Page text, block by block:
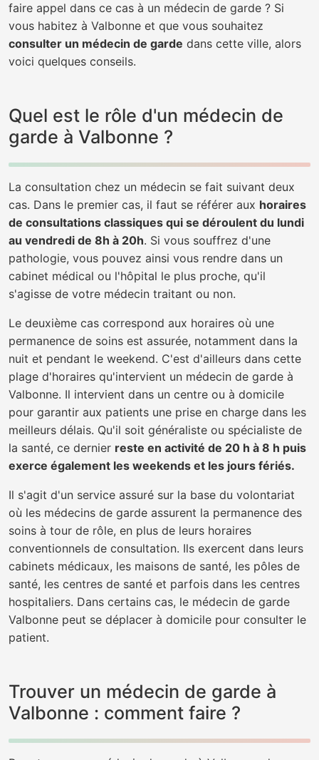
faire appel dans ce cas à un médecin de garde ? Si
vous habitez à Valbonne et que vous souhaitez
consulter un médecin de garde dans cette ville, alors
voici quelques conseils.
Quel est le rôle d'un médecin de
garde à Valbonne ?
La consultation chez un médecin se fait suivant deux
cas. Dans le premier cas, il faut se référer aux horaires
de consultations classiques qui se déroulent du lundi
au vendredi de 8h à 20h. Si vous souffrez d'une
pathologie, vous pouvez ainsi vous rendre dans un
cabinet médical ou l'hôpital le plus proche, qu'il
s'agisse de votre médecin traitant ou non.
Le deuxième cas correspond aux horaires où une
permanence de soins est assurée, notamment dans la
nuit et pendant le weekend. C'est d'ailleurs dans cette
plage d'horaires qu'intervient un médecin de garde à
Valbonne. Il intervient dans un centre ou à domicile
pour garantir aux patients une prise en charge dans les
meilleurs délais. Qu'il soit généraliste ou spécialiste de
la santé, ce dernier reste en activité de 20 h à 8 h puis
exerce également les weekends et les jours fériés.
Il s'agit d'un service assuré sur la base du volontariat
où les médecins de garde assurent la permanence des
soins à tour de rôle, en plus de leurs horaires
conventionnels de consultation. Ils exercent dans leurs
cabinets médicaux, les maisons de santé, les pôles de
santé, les centres de santé et parfois dans les centres
hospitaliers. Dans certains cas, le médecin de garde
Valbonne peut se déplacer à domicile pour consulter le
patient.
Trouver un médecin de garde à
Valbonne : comment faire ?